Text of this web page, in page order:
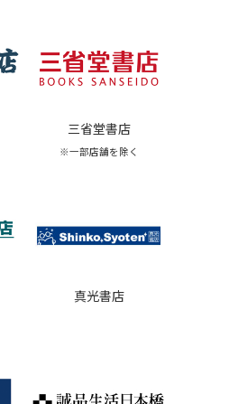
三省堂書店
※一部店舗を除く
真光書店